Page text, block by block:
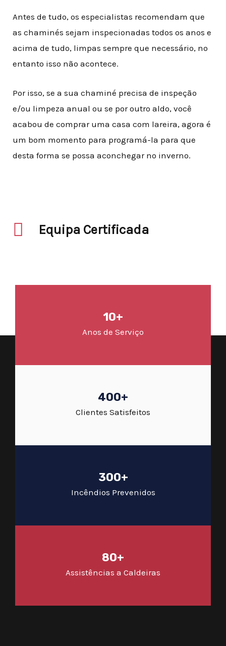
Antes de tudo, os especialistas recomendam que
as chaminés sejam inspecionadas todos os anos e
acima de tudo, limpas sempre que necessário, no
entanto isso não acontece.
Por isso, se a sua chaminé precisa de inspeção
e/ou limpeza anual ou se por outro aldo, você
acabou de comprar uma casa com lareira, agora é
um bom momento para programá-la para que
desta forma se possa aconchegar no inverno.
Equipa Certificada
10+
Anos de Serviço
400+
Clientes Satisfeitos
300+
Incêndios Prevenidos
80+
Assistências a Caldeiras